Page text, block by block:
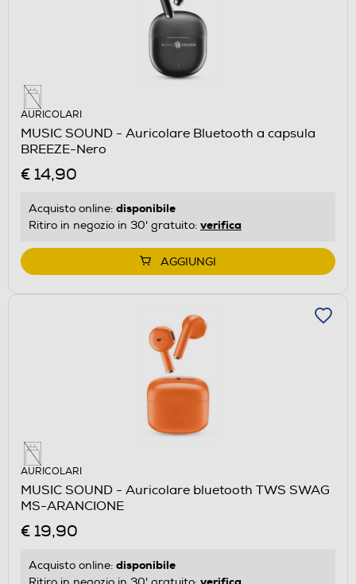
AURICOLARI
MUSIC SOUND - Auricolare Bluetooth a capsula
BREEZE-Nero
€ 14,90
Acquisto online: disponibile
Ritiro in negozio in 30' gratuito: verifica
AGGIUNGI
AURICOLARI
MUSIC SOUND - Auricolare bluetooth TWS SWAG
MS-ARANCIONE
€ 19,90
Acquisto online: disponibile